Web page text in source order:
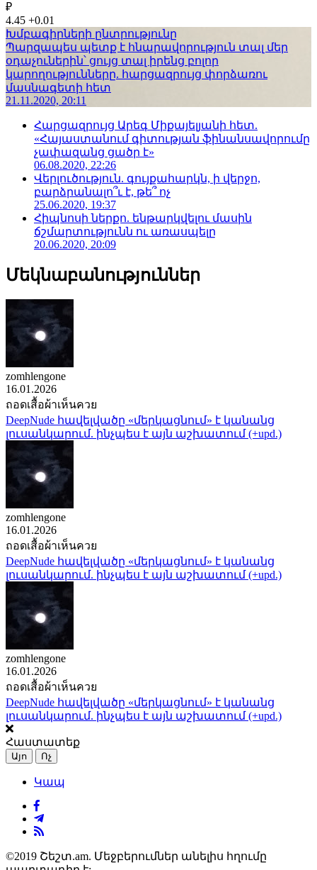
₽
4.45 +0.01
Խմբագիրների ընտրությունը
Պարզապես պետք է հնարավորություն տալ մեր
օդաչուներին՝ ցույց տալ իրենց բոլոր
կարողությունները. հարցազրույց փորձառու
մասնագետի հետ
21.11.2020, 20:11
Հարցազրույց Արեգ Միքայելյանի հետ.
«Հայաստանում գիտության ֆինանսավորումը
չափազանց ցածր է»
06.08.2020, 22:26
Վերլուծություն. գույքահարկն, ի վերջո,
բարձրանալո՞ւ է, թե՞ ոչ
25.06.2020, 19:37
Հիպնոսի ներքո. ենթարկվելու մասին
ճշմարտությունն ու առասպելը
20.06.2020, 20:09
Մեկնաբանություններ
zomhlengone
16.01.2026
ถอดเสื้อผ้าเห็นควย
DeepNude հավելվածը «մերկացնում» է կանանց
լուսանկարում. ինչպես է այն աշխատում (+upd.)
zomhlengone
16.01.2026
ถอดเสื้อผ้าเห็นควย
DeepNude հավելվածը «մերկացնում» է կանանց
լուսանկարում. ինչպես է այն աշխատում (+upd.)
zomhlengone
16.01.2026
ถอดเสื้อผ้าเห็นควย
DeepNude հավելվածը «մերկացնում» է կանանց
լուսանկարում. ինչպես է այն աշխատում (+upd.)
Հաստատեք
Այո Ոչ
Կապ
©2019 Շեշտ.am. Մեջբերումներ անելիս հղումը